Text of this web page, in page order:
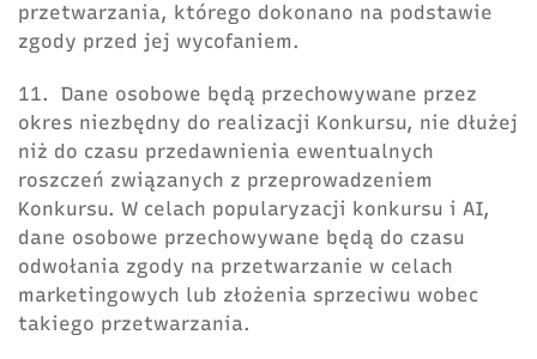
przetwarzania, którego dokonano na podstawie
zgody przed jej wycofaniem.
11. Dane osobowe będą przechowywane przez
okres niezbędny do realizacji Konkursu, nie dłużej
niż do czasu przedawnienia ewentualnych
roszczeń związanych z przeprowadzeniem
Konkursu. W celach popularyzacji konkursu i AI,
dane osobowe przechowywane będą do czasu
odwołania zgody na przetwarzanie w celach
marketingowych lub złożenia sprzeciwu wobec
takiego przetwarzania.